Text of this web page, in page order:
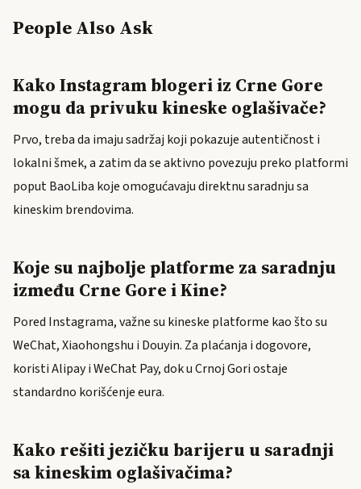
People Also Ask
Kako Instagram blogeri iz Crne Gore
mogu da privuku kineske oglašivače?
Prvo, treba da imaju sadržaj koji pokazuje autentičnost i
lokalni šmek, a zatim da se aktivno povezuju preko platformi
poput BaoLiba koje omogućavaju direktnu saradnju sa
kineskim brendovima.
Koje su najbolje platforme za saradnju
između Crne Gore i Kine?
Pored Instagrama, važne su kineske platforme kao što su
WeChat, Xiaohongshu i Douyin. Za plaćanja i dogovore,
koristi Alipay i WeChat Pay, dok u Crnoj Gori ostaje
standardno korišćenje eura.
Kako rešiti jezičku barijeru u saradnji
sa kineskim oglašivačima?